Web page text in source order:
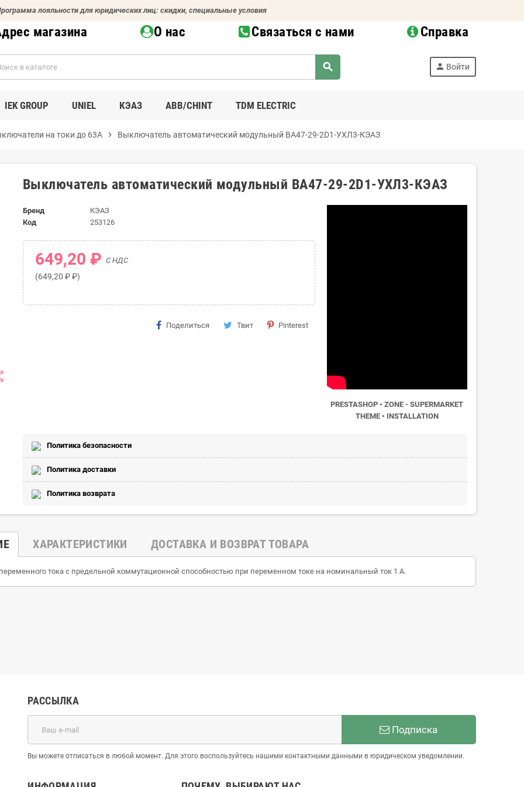
лояльности для юридических лиц: скидки, специальные условия
магазина О нас Связаться с нами Справка
search person Войти
IEK GROUP UNIEL КЭАЗ ABB/CHINT TDM ELECTRIC
на токи до 63А chevron_right Выключатель автоматический модульный ВА47-29-2D1-УХЛ3-КЭАЗ
Выключатель автоматический модульный ВА47-29-2D1-УХЛ3-КЭАЗ
Бренд
КЭАЗ
Код
253126
649,20 ₽ С НДС
(649,20 ₽ ₽)
Поделиться Твит Pinterest
PRESTASHOP • ZONE - SUPERMARKET
THEME • INSTALLATION
Политика безопасности
Политика доставки
Политика возврата
ХАРАКТЕРИСТИКИ ДОСТАВКА И ВОЗВРАТ ТОВАРА
тока с предельной коммутационной способностью при переменном токе на номинальный ток 1 А.
РАССЫЛКА
Подписка
Вы можете отписаться в любой момент. Для этого воспользуйтесь нашими контактными данными в юридическом уведомлении.